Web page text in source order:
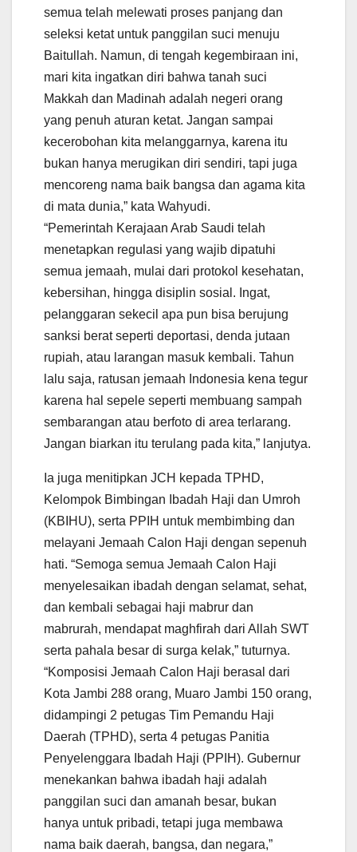
semua telah melewati proses panjang dan
seleksi ketat untuk panggilan suci menuju
Baitullah. Namun, di tengah kegembiraan ini,
mari kita ingatkan diri bahwa tanah suci
Makkah dan Madinah adalah negeri orang
yang penuh aturan ketat. Jangan sampai
kecerobohan kita melanggarnya, karena itu
bukan hanya merugikan diri sendiri, tapi juga
mencoreng nama baik bangsa dan agama kita
di mata dunia,” kata Wahyudi.
“Pemerintah Kerajaan Arab Saudi telah
menetapkan regulasi yang wajib dipatuhi
semua jemaah, mulai dari protokol kesehatan,
kebersihan, hingga disiplin sosial. Ingat,
pelanggaran sekecil apa pun bisa berujung
sanksi berat seperti deportasi, denda jutaan
rupiah, atau larangan masuk kembali. Tahun
lalu saja, ratusan jemaah Indonesia kena tegur
karena hal sepele seperti membuang sampah
sembarangan atau berfoto di area terlarang.
Jangan biarkan itu terulang pada kita,” lanjutya.
Ia juga menitipkan JCH kepada TPHD,
Kelompok Bimbingan Ibadah Haji dan Umroh
(KBIHU), serta PPIH untuk membimbing dan
melayani Jemaah Calon Haji dengan sepenuh
hati. “Semoga semua Jemaah Calon Haji
menyelesaikan ibadah dengan selamat, sehat,
dan kembali sebagai haji mabrur dan
mabrurah, mendapat maghfirah dari Allah SWT
serta pahala besar di surga kelak,” tuturnya.
“Komposisi Jemaah Calon Haji berasal dari
Kota Jambi 288 orang, Muaro Jambi 150 orang,
didampingi 2 petugas Tim Pemandu Haji
Daerah (TPHD), serta 4 petugas Panitia
Penyelenggara Ibadah Haji (PPIH). Gubernur
menekankan bahwa ibadah haji adalah
panggilan suci dan amanah besar, bukan
hanya untuk pribadi, tetapi juga membawa
nama baik daerah, bangsa, dan negara,”